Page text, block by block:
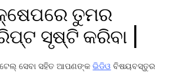
ତୁମର
ସୃଷ୍ଟି କରିବା |
ସେବା ସହିତ ଆପଣଙ୍କଭିଡିଓ ବିଷୟବସ୍ତୁର